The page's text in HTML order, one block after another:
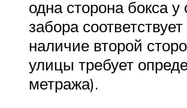
одна сторона бокса у
забора
наличие второй
улицы требует
метража).